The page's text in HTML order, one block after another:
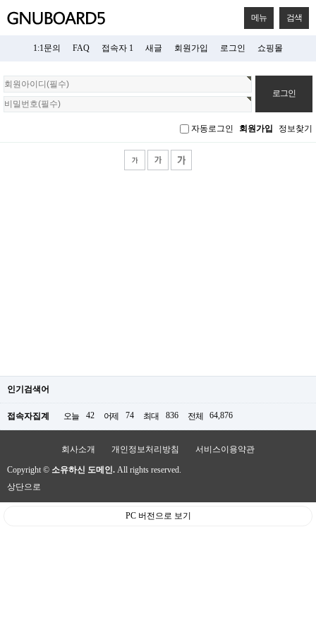
메뉴 검색
1:1문의 FAQ 접속자 1 새글 회원가입 로그인 쇼핑몰
회
원
로
자동로그인 회원가입 정보찾기
인기검색어
접속자집계 오늘 42 어제 74 최대 836 전체 64,876
회사소개 개인정보처리방침 서비스이용약관
Copyright © 소유하신 도메인. All rights reserved.
상단으로
PC 버전으로 보기